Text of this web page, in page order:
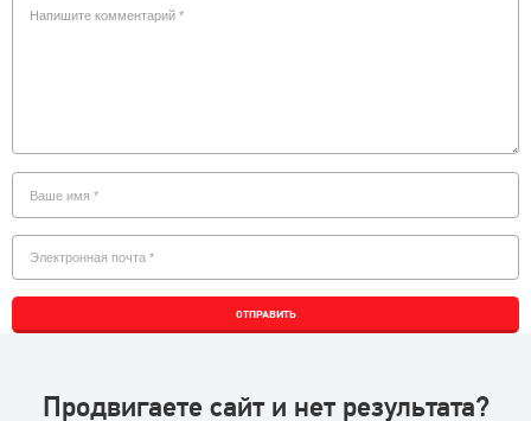
ОТПРАВИТЬ
Продвигаете сайт и нет результата?